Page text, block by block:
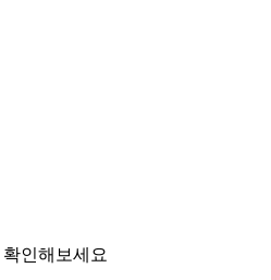
인해보세요